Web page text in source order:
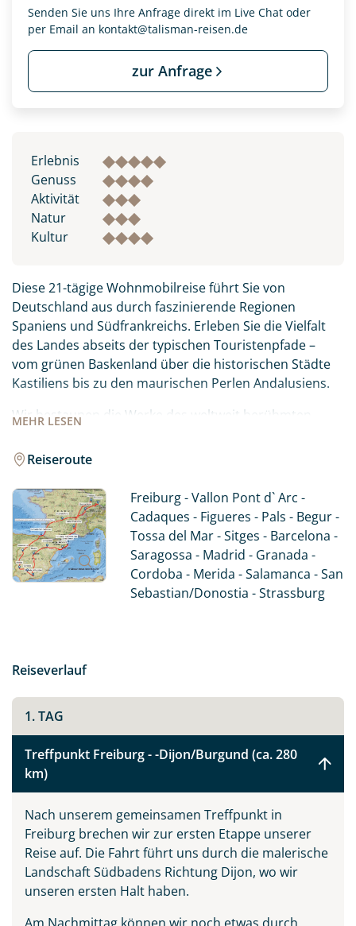
Senden Sie uns Ihre Anfrage direkt im Live Chat oder
per Email an kontakt@talisman-reisen.de
zur Anfrage
Erlebnis
Genuss
Aktivität
Natur
Kultur
MEHR LESEN
Diese 21-tägige Wohnmobilreise führt Sie von
Deutschland aus durch faszinierende Regionen
Spaniens und Südfrankreichs. Erleben Sie die Vielfalt
des Landes abseits der typischen Touristenpfade –
vom grünen Baskenland über die historischen Städte
Kastiliens bis zu den maurischen Perlen Andalusiens.
Wir bestaunen die Werke des weltweit berühmten
Welt Salvatore Dali in Figueres an der Costa Brava. In
Granada und Cordoba werden wir an die Zeiten
religiöser Toleranz erinnert und im Baskenland
kulinarisch verwöhnt. Auch ein Stopp in der Hauptstadt
ist ein MUSS und wir erfahren beim Stadtrundgang
mehr über die Lifestyle-Metropole Madrid. Erleben Sie
die sonnigen Weiten Spaniens, wunderschöne
abwechslungsreiche Landschaften und die Lebenslust
Rundreiseerlebnis.
Reiseroute
Freiburg - Vallon Pont d` Arc -
Cadaques - Figueres - Pals - Begur -
Tossa del Mar - Sitges - Barcelona -
Saragossa - Madrid - Granada -
Cordoba - Merida - Salamanca - San
Sebastian/Donostia - Strassburg
Reiseverlauf
1. TAG
Treffpunkt Freiburg - -Dijon/Burgund (ca. 280
km)
Nach unserem gemeinsamen Treffpunkt in
Freiburg brechen wir zur ersten Etappe unserer
Reise auf. Die Fahrt führt uns durch die malerische
Landschaft Südbadens Richtung Dijon, wo wir
unseren ersten Halt haben.